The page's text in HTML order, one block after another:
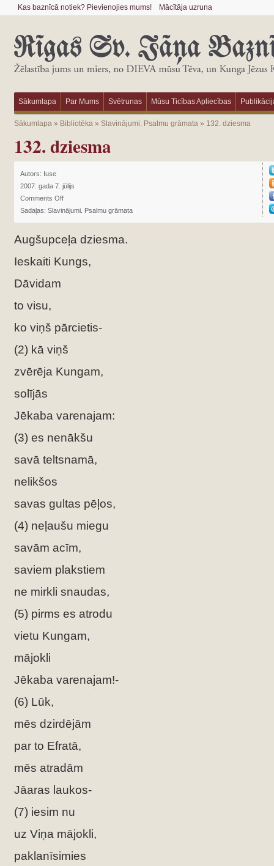
Kas baznīcā notiek? Pievienojies mums! Mācītāja uzruna
Sākumlapa Par Mums Svētrunas Mūsu Ticības Apliecības
Sākumlapa» Bibliotēka» Slavinājumi. Psalmu grāmata» 132. dziesma
132. dziesma
Autors: Iuse
2007. gada 7. jūlijs
Comments Off
Sadaļas: Slavinājumi. Psalmu grāmata
Augšupceļa dziesma.
Ieskaiti Kungs,
Dāvidam
to visu,
ko viņš pārcietis-
(2) kā viņš
zvērēja Kungam,
solījās
Jēkaba varenajam:
(3) es nenākšu
savā teltsnamā,
nelikšos
savas gultas pēļos,
(4) neļaušu miegu
savām acīm,
saviem plakstiem
ne mirkli snaudas,
(5) pirms es atrodu
vietu Kungam,
mājokli
Jēkaba varenajam!-
(6) Lūk,
mēs dzirdējām
par to Efratā,
mēs atradām
Jāaras laukos-
(7) iesim nu
uz Viņa mājokli,
paklanīsimies